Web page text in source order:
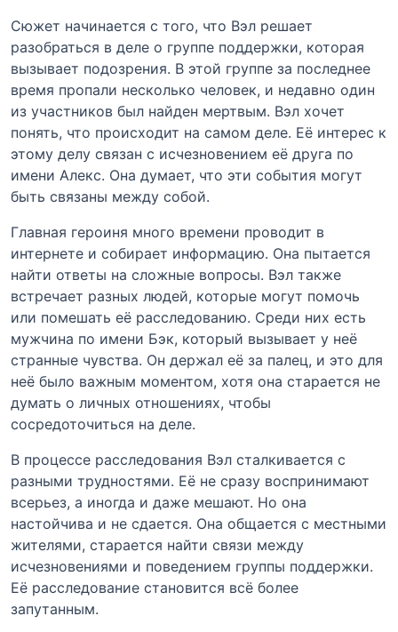
Сюжет начинается с того, что Вэл решает
разобраться в деле о группе поддержки, которая
вызывает подозрения. В этой группе за последнее
время пропали несколько человек, и недавно один
из участников был найден мертвым. Вэл хочет
понять, что происходит на самом деле. Её интерес к
этому делу связан с исчезновением её друга по
имени Алекс. Она думает, что эти события могут
быть связаны между собой.
Главная героиня много времени проводит в
интернете и собирает информацию. Она пытается
найти ответы на сложные вопросы. Вэл также
встречает разных людей, которые могут помочь
или помешать её расследованию. Среди них есть
мужчина по имени Бэк, который вызывает у неё
странные чувства. Он держал её за палец, и это для
неё было важным моментом, хотя она старается не
думать о личных отношениях, чтобы
сосредоточиться на деле.
В процессе расследования Вэл сталкивается с
разными трудностями. Её не сразу воспринимают
всерьез, а иногда и даже мешают. Но она
настойчива и не сдается. Она общается с местными
жителями, старается найти связи между
исчезновениями и поведением группы поддержки.
Её расследование становится всё более
запутанным.